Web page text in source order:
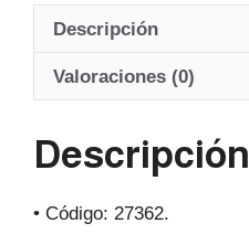
at
A
p
c
b
o
e
a
Descripción
Valoraciones (0)
Descripción
• Código: 27362.